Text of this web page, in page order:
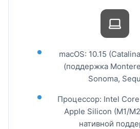
использовать его даже на
компьютерах. При этом
синхронизации, расширения и
доступны независимо от
Бесшовная
Mac, iPhone, iPad и
macOS: 10.15
(поддержка
Sonoma,
Процессор: Intel
Apple Silicon (M1/
нативной